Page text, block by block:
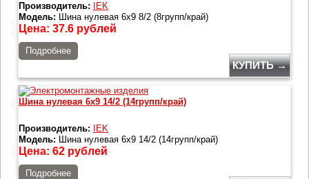
Производитель:
IEK
Модель: Шина нулевая 6х9 8/2 (8групп/край)
Цена: 37.6 рублей
Подробнее
КУПИТЬ →
Шина нулевая 6х9 14/2 (14групп/край)
Производитель:
IEK
Модель: Шина нулевая 6х9 14/2 (14групп/край)
Цена: 62 рублей
Подробнее